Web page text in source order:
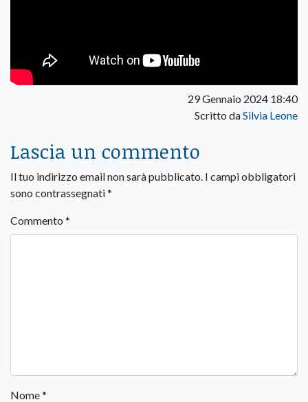
29 Gennaio 2024 18:40
Scritto daSilvia Leone
Lascia un commento
Il tuo indirizzo email non sarà pubblicato. I campi obbligatori
sono contrassegnati*
Commento *
Nome*